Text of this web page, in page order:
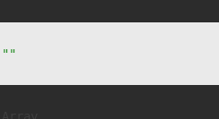
""